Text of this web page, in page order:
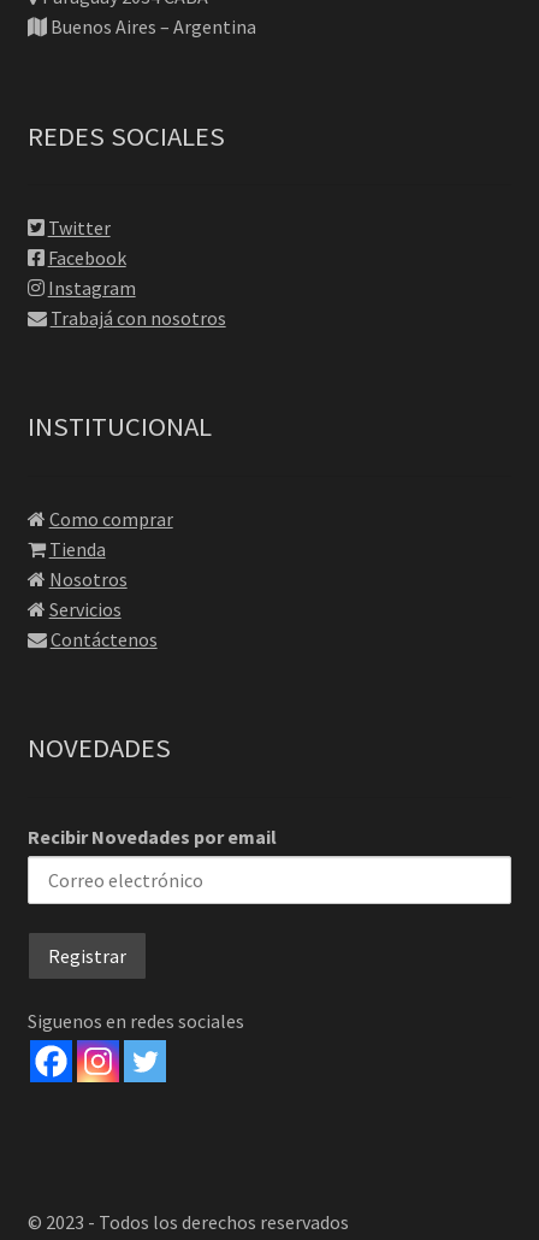
Buenos Aires – Argentina
REDES SOCIALES
Twitter
Facebook
Instagram
Trabajá con nosotros
INSTITUCIONAL
Como comprar
Tienda
Nosotros
Servicios
Contáctenos
NOVEDADES
Recibir Novedades por email
Siguenos en redes sociales
© 2023 - Todos los derechos reservados